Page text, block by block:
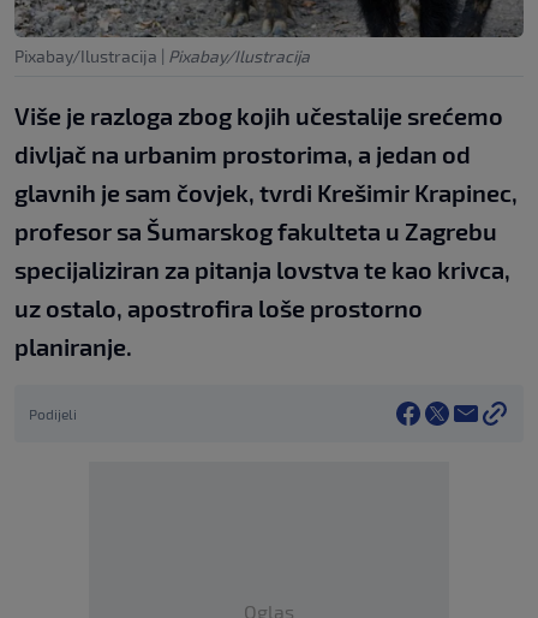
Pixabay/Ilustracija | Pixabay/Ilustracija
Više je razloga zbog kojih učestalije srećemo
divljač na urbanim prostorima, a jedan od
glavnih je sam čovjek, tvrdi Krešimir Krapinec,
profesor sa Šumarskog fakulteta u Zagrebu
specijaliziran za pitanja lovstva te kao krivca,
uz ostalo, apostrofira loše prostorno
planiranje.
Podijeli
Oglas